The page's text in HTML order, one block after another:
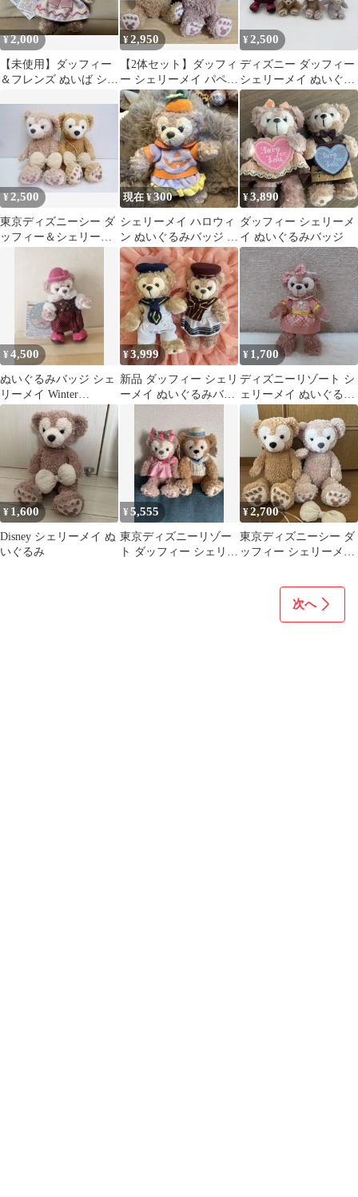
¥2,000
【未使用】ダッフィー
＆フレンズ ぬいば シェ
¥2,950
​【2体セット】ダッフィ
ー シェリーメイ パペッ
ト ぬいぐるみ ディズニ
ーシー
¥2,500
ディズニー ダッフィー
シェリーメイ ぬいぐる
みバッジ 4点セット
¥2,500
東京ディズニーシー ダ
ッフィー＆シェリーメ
現在 ¥300
シェリーメイ ハロウィ
ン ぬいぐるみバッジ ボ
ールチェーン 東京ディ
ズニーシー
¥3,890
ダッフィー シェリーメ
イ ぬいぐるみバッジ
¥4,500
ぬいぐるみバッジ シェ
リーメイ Winter
Twinkling Town
¥3,999
新品 ダッフィー シェリ
ーメイ ぬいぐるみバッ
ディズニー
¥ 1,700
ディズニーリゾート シ
ェリーメイ ぬいぐるみ
バッジ
¥ 1,600
Disney シェリーメイ ぬ
いぐるみ
¥5,555
東京ディズニーリゾー
ト ダッフィー シェリー
¥2,700
東京ディズニーシー ダ
ッフィー シェリーメイ
次へ